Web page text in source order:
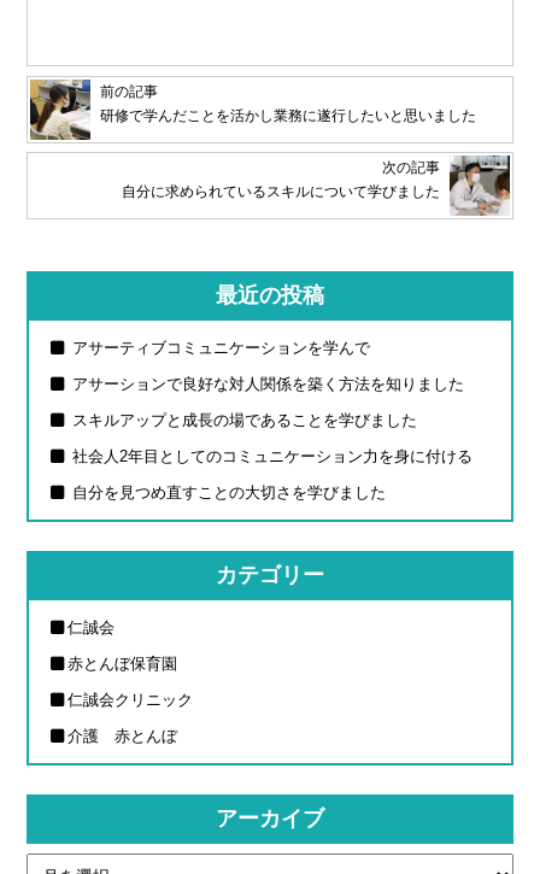
前の記事
研修で学んだことを活かし業務に遂行したいと思いました
次の記事
自分に求められているスキルについて学びました
最近の投稿
アサーティブコミュニケーションを学んで
アサーションで良好な対人関係を築く方法を知りました
スキルアップと成長の場であることを学びました
社会人2年目としてのコミュニケーション力を身に付ける
自分を見つめ直すことの大切さを学びました
カテゴリー
仁誠会
赤とんぼ保育園
仁誠会クリニック
介護 赤とんぼ
アーカイブ